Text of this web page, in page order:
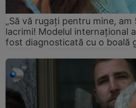
„Să vă rugați pentru mine, am
lacrimi! Modelul internațional
fost diagnosticată cu o boală